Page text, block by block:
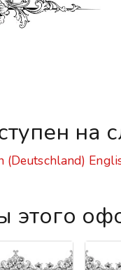
на
(Deutschland)
этого